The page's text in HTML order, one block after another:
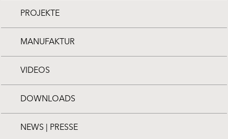
PROJEKTE
MANUFAKTUR
VIDEOS
DOWNLOADS
NEWS | PRESSE